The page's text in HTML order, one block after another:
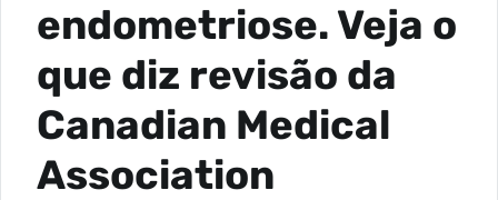
endometriose. Veja o
que diz revisão da
Canadian Medical
Association